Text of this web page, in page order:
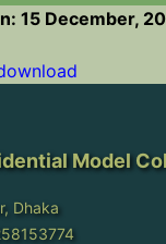
15 December,
Model
Dhaka